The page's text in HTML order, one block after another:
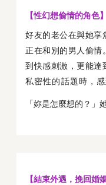
【性幻想偷情的角色】
好友的老公在與她享
正在和別的男人偷情
到快感刺激，更能達
私密性的話題時，
「妳是怎麼想的？」
【結束外遇，挽回婚姻